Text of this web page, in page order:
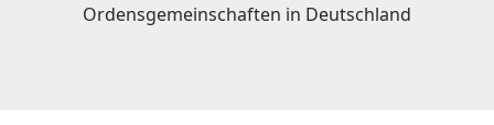
Ordensgemeinschaften in Deutschland